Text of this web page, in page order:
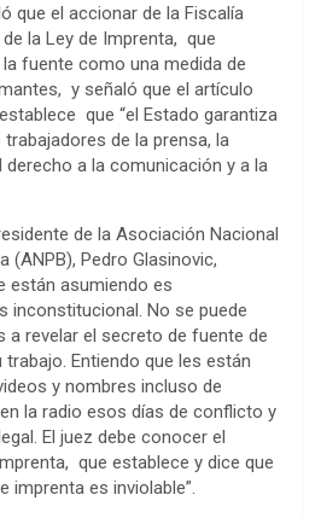
que el accionar de la Fiscalía
la Ley de Imprenta, que
fuente como una medida de
y señaló que el artículo
que “el Estado garantiza
de la prensa, la
derecho a la comunicación y a la
de la Asociación Nacional
(ANPB), Pedro Glasinovic,
están asumiendo es
inconstitucional. No se puede
a revelar el secreto de fuente de
Entiendo que les están
y nombres incluso de
la radio esos días de conflicto y
El juez debe conocer el
que establece y dice que
imprenta es inviolable”.